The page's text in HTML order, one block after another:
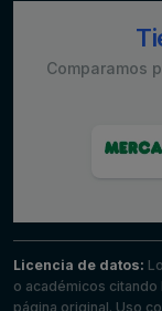
Comparamos
Licencia de datos:
o académicos citando
página original. Uso